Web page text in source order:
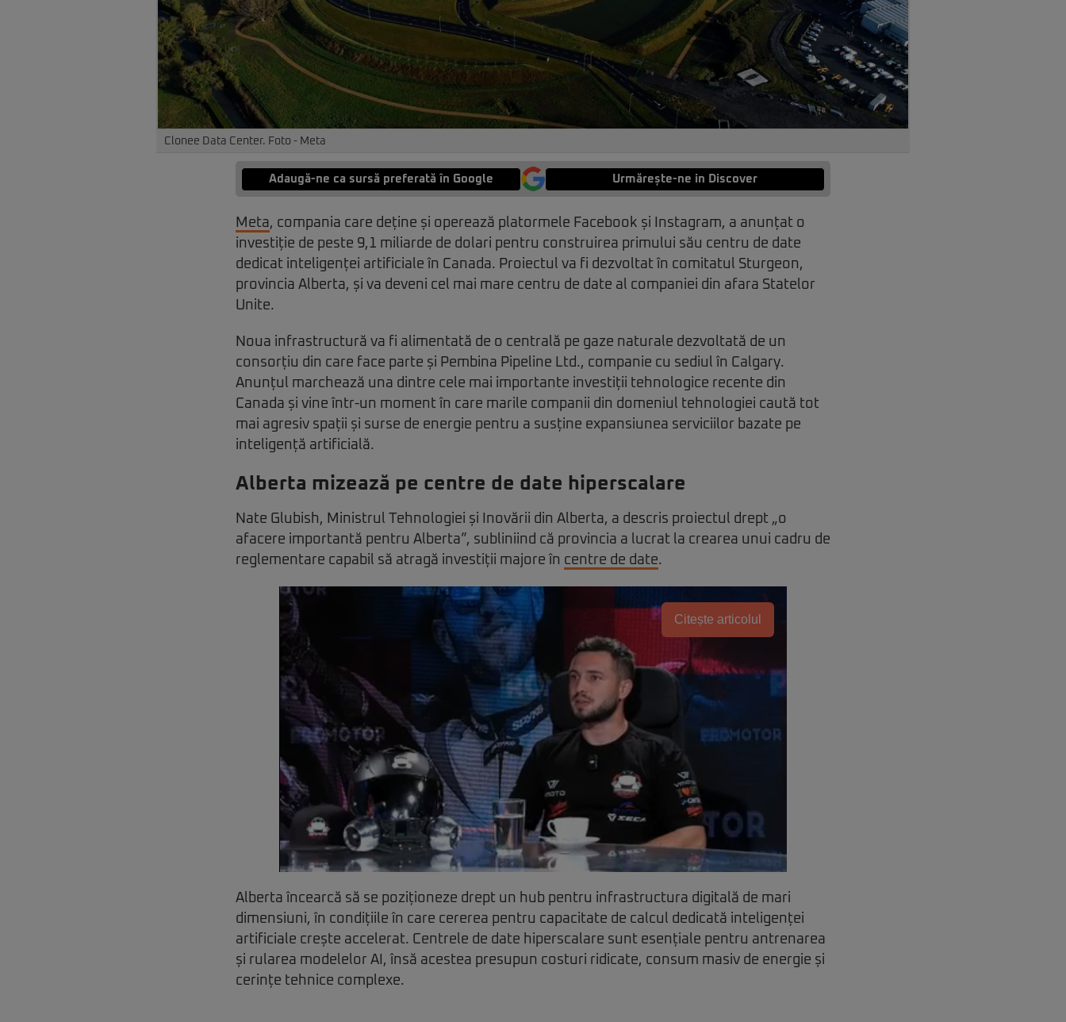
Clonee Data Center. Foto - Meta
Adaugă-ne ca sursă preferată în Google Urmărește-ne in Discover
Meta, compania care deține și operează platormele Facebook și Instagram, a anunțat o
investiție de peste 9,1 miliarde de dolari pentru construirea primului său centru de date
dedicat inteligenței artificiale în Canada. Proiectul va fi dezvoltat în comitatul Sturgeon,
provincia Alberta, și va deveni cel mai mare centru de date al companiei din afara Statelor
Unite.
Noua infrastructură va fi alimentată de o centrală pe gaze naturale dezvoltată de un
consorțiu din care face parte și Pembina Pipeline Ltd., companie cu sediul în Calgary.
Anunțul marchează una dintre cele mai importante investiții tehnologice recente din
Canada și vine într-un moment în care marile companii din domeniul tehnologiei caută tot
mai agresiv spații și surse de energie pentru a susține expansiunea serviciilor bazate pe
inteligență artificială.
Alberta mizează pe centre de date hiperscalare
Nate Glubish, Ministrul Tehnologiei și Inovării din Alberta, a descris proiectul drept „o
afacere importantă pentru Alberta”, subliniind că provincia a lucrat la crearea unui cadru de
reglementare capabil să atragă investiții majore în centre de date.
Citește articolul
Alberta încearcă să se poziționeze drept un hub pentru infrastructura digitală de mari
dimensiuni, în condițiile în care cererea pentru capacitate de calcul dedicată inteligenței
artificiale crește accelerat. Centrele de date hiperscalare sunt esențiale pentru antrenarea
și rularea modelelor AI, însă acestea presupun costuri ridicate, consum masiv de energie și
cerințe tehnice complexe.